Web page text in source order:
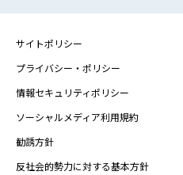
サイトポリシー
プライバシー・ポリシー
情報セキュリティポリシー
ソーシャルメディア利用規約
勧誘方針
反社会的勢力に対する基本方針